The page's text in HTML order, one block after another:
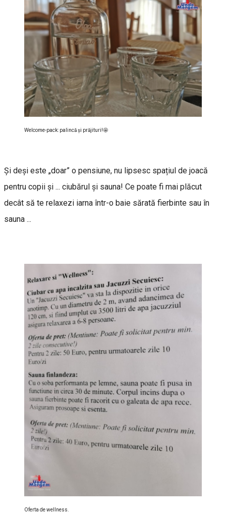
Welcome-pack: palincă şi prăjituri!🤩
Și deși este „doar” o pensiune, nu lipsesc spațiul de joacă
pentru copii și ... ciubărul și sauna! Ce poate fi mai plăcut
decât să te relaxezi iarna într-o baie sărată fierbinte sau în
sauna ...
Oferta de wellness.